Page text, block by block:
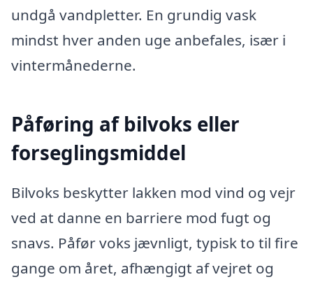
undgå vandpletter. En grundig vask
mindst hver anden uge anbefales, især i
vintermånederne.
Påføring af bilvoks eller
forseglingsmiddel
Bilvoks beskytter lakken mod vind og vejr
ved at danne en barriere mod fugt og
snavs. Påfør voks jævnligt, typisk to til fire
gange om året, afhængigt af vejret og